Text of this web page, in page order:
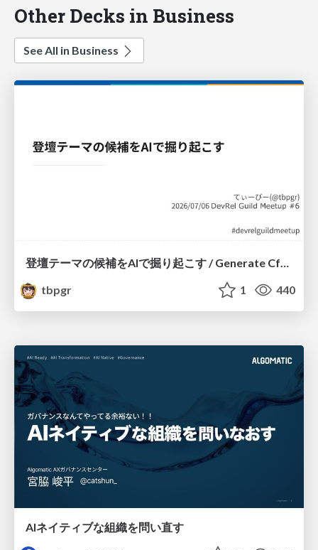
Other Decks in Business
See All in Business
tbpgr
1 440
AIネイティブな組織を問い直す